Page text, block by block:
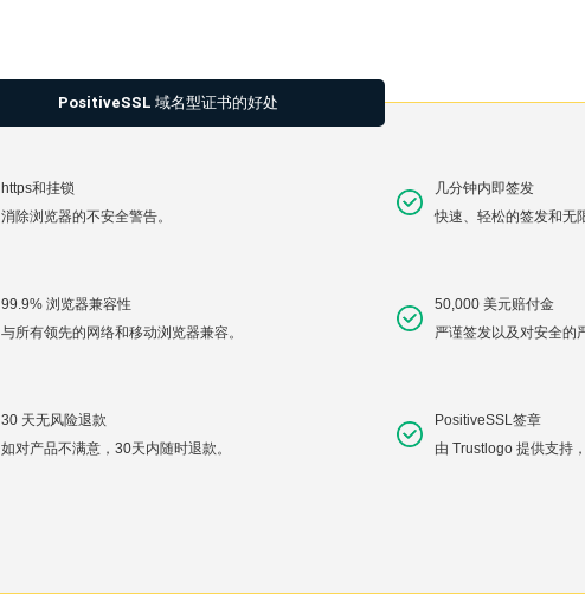
PositiveSSL 域名型证书的好处
https和挂锁
消除浏览器的不安全警告。
几分钟内即签发
快速、轻松的签发和无
99.9% 浏览器兼容性
与所有领先的网络和移动浏览器兼容。
50,000 美元赔付金
严谨签发以及对安全的
30 天无风险退款
如对产品不满意，30天内随时退款。
PositiveSSL签章
由 Trustlogo 提供支持